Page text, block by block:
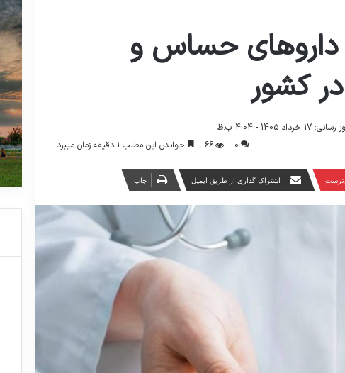
داروهای حساس و
کشور
1405 - 4:04 ب.ظ
0
66 خواندن این مطلب 1 دقیقه زمان میبرد
اشتراک گذاری از طریق ایمیل چاپ